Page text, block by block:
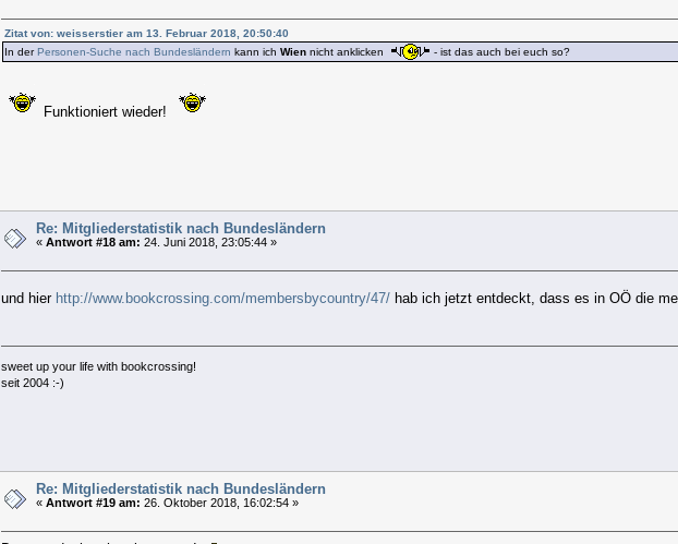
Zitat von: weisserstier am 13. Februar 2018, 20:50:40
In derPersonen-Suche nach Bundesländern kann ich Wien nicht anklicken - ist das auch bei euch so?
Funktioniert wieder!
Re: Mitgliederstatistik nach Bundesländern
«Antwort #18 am: 24. Juni 2018, 23:05:44 »
und hier http://www.bookcrossing.com/membersbycountry/47/hab ich jetzt entdeckt, dass es in OÖ die
sweet up your life with bookcrossing!
seit 2004 :-)
Re: Mitgliederstatistik nach Bundesländern
«Antwort #19 am: 26. Oktober 2018, 16:02:54 »